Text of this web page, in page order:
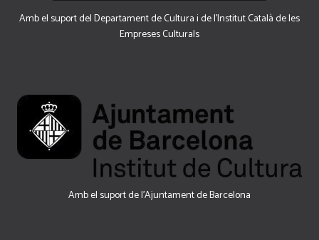
Amb el suport del Departament de Cultura i de l'Institut Català de les
Empreses Culturals
Amb el suport de l’Ajuntament de Barcelona